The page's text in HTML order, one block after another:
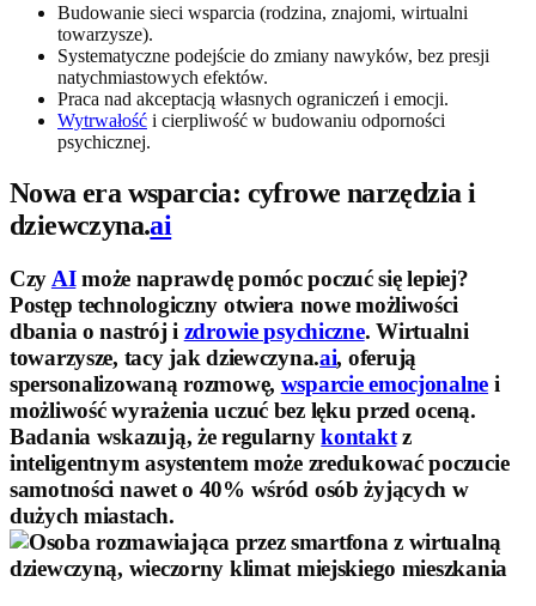
Budowanie sieci wsparcia (rodzina, znajomi, wirtualni
towarzysze).
Systematyczne podejście do zmiany nawyków, bez presji
natychmiastowych efektów.
Praca nad akceptacją własnych ograniczeń i emocji.
Wytrwałość i cierpliwość w budowaniu odporności
psychicznej.
Nowa era wsparcia: cyfrowe narzędzia i
dziewczyna.ai
Czy AImoże naprawdę pomóc poczuć się lepiej?
Postęp technologiczny otwiera nowe możliwości
dbania o nastrój i zdrowie psychiczne. Wirtualni
towarzysze, tacy jak dziewczyna.ai, oferują
spersonalizowaną rozmowę, wsparcie emocjonalne i
możliwość wyrażenia uczuć bez lęku przed oceną.
Badania wskazują, że regularnykontaktz
inteligentnym asystentem może zredukować poczucie
samotności nawet o 40% wśród osób żyjących w
dużych miastach.